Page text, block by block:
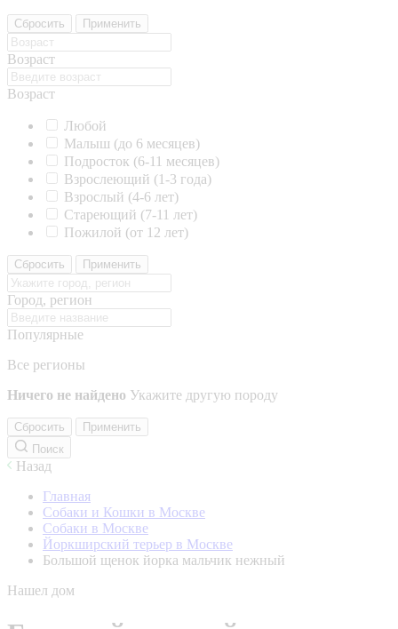
Сбросить Применить
Возраст
Возраст
Любой
Малыш (до 6 месяцев)
Подросток (6-11 месяцев)
Взрослеющий (1-3 года)
Взрослый (4-6 лет)
Стареющий (7-11 лет)
Пожилой (от 12 лет)
Сбросить Применить
Город, регион
Популярные
Все регионы
Ничего не найдено Укажите другую породу
Сбросить
Применить
Поиск
Назад
Главная
Собаки и Кошки в Москве
Собаки в Москве
Йоркширский терьер в Москве
Большой щенок йорка мальчик нежный
Нашел дом